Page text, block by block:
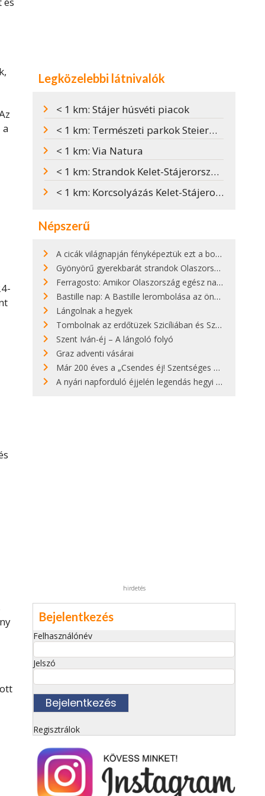
a
Legközelebbi látnivalók
< 1 km: Stájer húsvéti piacok
< 1 km: Természeti parkok Steiermarkban
< 1 km: Via Natura
< 1 km: Strandok Kelet-Stájerországban
< 1 km: Korcsolyázás Kelet-Stájerországban
Népszerű
A cicák világnapján fényképeztük ezt a bokor alatt hűsölő cicát Kisorosziban
Gyönyörű gyerekbarát strandok Olaszországban - megmutatjuk a 15 legjobbat
Ferragosto: Amikor Olaszország egész nap nyaral
Bastille nap: A Bastille lerombolása az önkényuralom végét jelentette
Lángolnak a hegyek
Tombolnak az erdőtüzek Szicíliában és Szardínián
Szent Iván-éj – A lángoló folyó
Graz adventi vásárai
Már 200 éves a „Csendes éj! Szentséges éj!”
A nyári napforduló éjjelén legendás hegyi tüzek világítják meg Zugspitzét
hirdetés
Bejelentkezés
Felhasználónév
Jelszó
Regisztrálok